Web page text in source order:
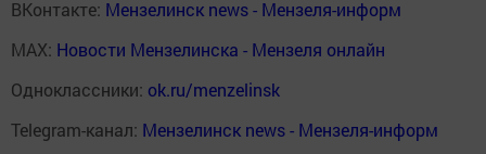
ВКонтакте: Мензелинск news - Мензеля-информ
MAX: Новости Мензелинска - Мензеля онлайн
Одноклассники: ok.ru/menzelinsk
Telegram-канал: Мензелинск news - Мензеля-информ